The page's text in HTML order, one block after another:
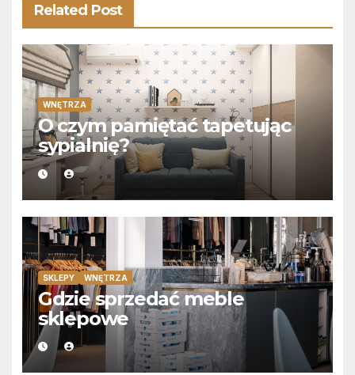
Related Post
WNĘTRZA
O czym pamiętać tapetując
sypialnię?
SKLEPY WNĘTRZA
Gdzie sprzedać meble
sklepowe